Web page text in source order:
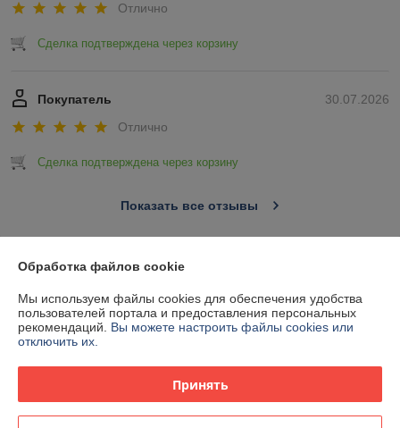
Отлично
Сделка подтверждена через корзину
30.07.2026
Покупатель
Отлично
Сделка подтверждена через корзину
Показать все отзывы
О нас
Контакты
Доставка и оплата
Обработка файлов cookie
Мы используем файлы cookies для обеспечения удобства
пользователей портала и предоставления персональных
рекомендаций. Вы можете настроить файлы cookies или
отключить их.
Принять